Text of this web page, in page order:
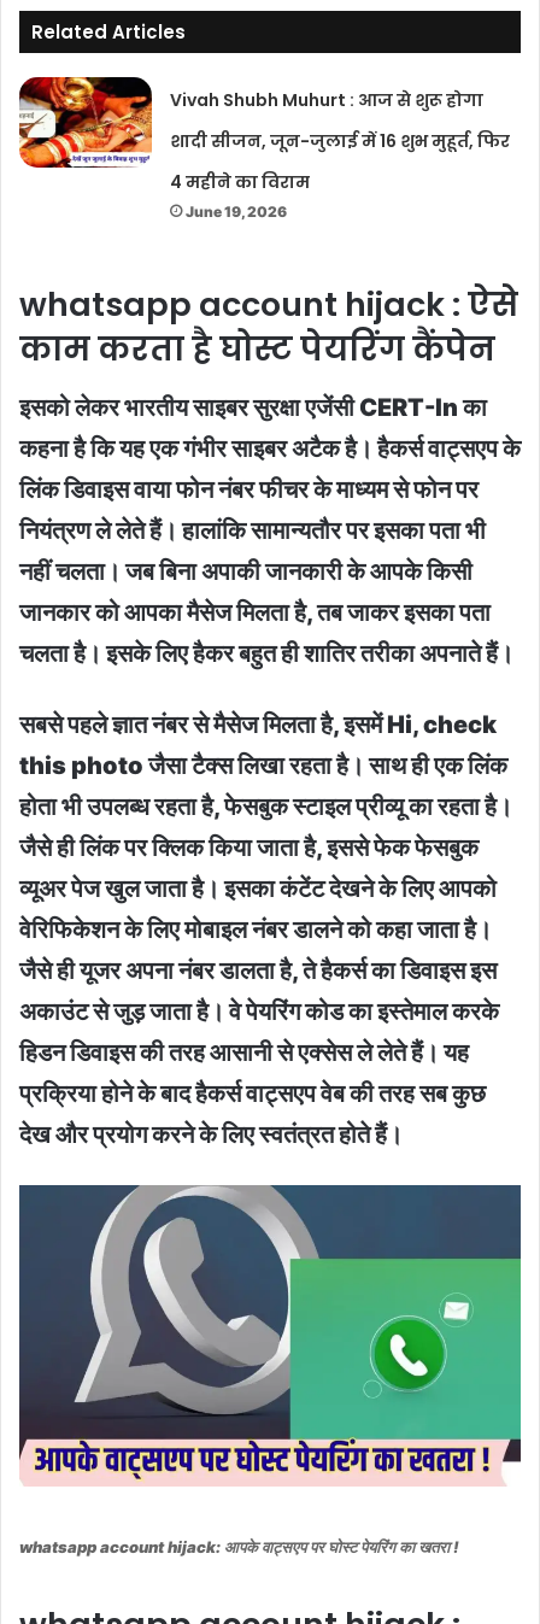
Related Articles
Vivah Shubh Muhurt : आज से शुरू होगा
शादी सीजन, जून-जुलाई में 16 शुभ मुहूर्त, फिर
4 महीने का विराम
June 19, 2026
whatsapp account hijack : ऐसे
काम करता है घोस्ट पेयरिंग कैंपेन
इसको लेकर भारतीय साइबर सुरक्षा एजेंसी CERT-In का
कहना है कि यह एक गंभीर साइबर अटैक है। हैकर्स वाट्सएप के
लिंक डिवाइस वाया फोन नंबर फीचर के माध्यम से फोन पर
नियंत्रण ले लेते हैं। हालांकि सामान्यतौर पर इसका पता भी
नहीं चलता। जब बिना अपाकी जानकारी के आपके किसी
जानकार को आपका मैसेज मिलता है, तब जाकर इसका पता
चलता है। इसके लिए हैकर बहुत ही शातिर तरीका अपनाते हैं।
सबसे पहले ज्ञात नंबर से मैसेज मिलता है, इसमें Hi, check
this photo जैसा टैक्स लिखा रहता है। साथ ही एक लिंक
होता भी उपलब्ध रहता है, फेसबुक स्टाइल प्रीव्यू का रहता है।
जैसे ही लिंक पर क्लिक किया जाता है, इससे फेक फेसबुक
व्यूअर पेज खुल जाता है। इसका कंटेंट देखने के लिए आपको
वेरिफिकेशन के लिए मोबाइल नंबर डालने को कहा जाता है।
जैसे ही यूजर अपना नंबर डालता है, ते हैकर्स का डिवाइस इस
अकाउंट से जुड़ जाता है। वे पेयरिंग कोड का इस्तेमाल करके
हिडन डिवाइस की तरह आसानी से एक्सेस ले लेते हैं। यह
प्रक्रिया होने के बाद हैकर्स वाट्सएप वेब की तरह सब कुछ
देख और प्रयोग करने के लिए स्वतंत्रत होते हैं।
whatsapp account hijack: आपके वाट्सएप पर घोस्ट पेयरिंग का खतरा !